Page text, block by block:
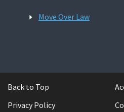
Move Over Law
Back to Top
Privacy Policy